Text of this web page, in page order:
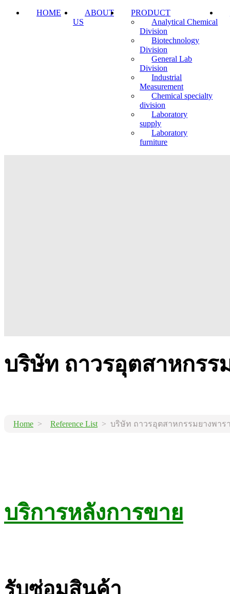
HOME
ABOUT
US
PRODUCT
Analytical Chemical
Division
Biotechnology
Division
General Lab
Division
Industrial
Measurement
Chemical specialty
division
Laboratory
supply
Laboratory
furniture
บริษัท ถาวรอุตสาหกรร
Home > Reference List > บริษัท ถาวรอุตสาหกรรมยางพารา
บริการหลังการขาย
รับซ่อมสินค้า